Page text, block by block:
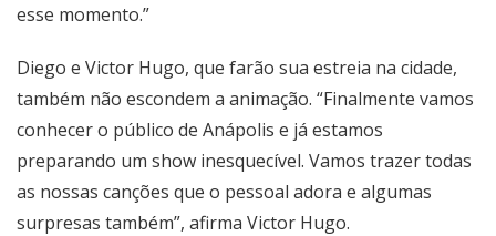
esse momento.”
Diego e Victor Hugo, que farão sua estreia na cidade,
também não escondem a animação. “Finalmente vamos
conhecer o público de Anápolis e já estamos
preparando um show inesquecível. Vamos trazer todas
as nossas canções que o pessoal adora e algumas
surpresas também”, afirma Victor Hugo.